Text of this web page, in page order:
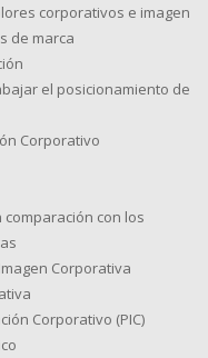
corporativos e imagen
de marca
el posicionamiento de
Corporativo
con los
Corporativa
Corporativo (PIC)